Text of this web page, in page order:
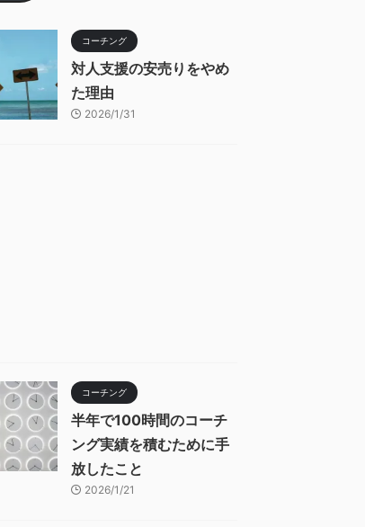
コーチング
対人支援の安売りをやめ
た理由
2026/1/31
コーチング
半年で100時間のコーチ
ング実績を積むために手
放したこと
2026/1/21